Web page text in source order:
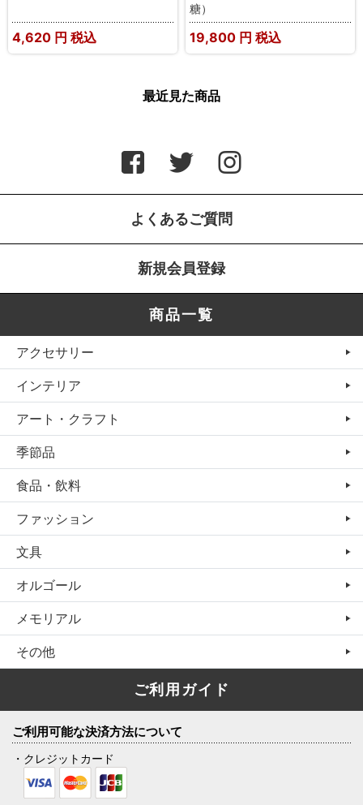
4,620 円 税込
糖）
19,800 円 税込
最近見た商品
よくあるご質問
新規会員登録
商品一覧
アクセサリー
インテリア
アート・クラフト
季節品
食品・飲料
ファッション
文具
オルゴール
メモリアル
その他
ご利用ガイド
ご利用可能な決済方法について
・クレジットカード